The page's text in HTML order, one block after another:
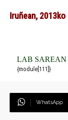
Iruñean,
LAB SAREAN
{module[111]}
WhatsApp